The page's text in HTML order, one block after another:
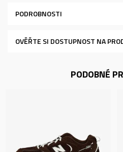
PODROBNOSTI
OVĚŘTE SI DOSTUPNOST NA
PODOBNÉ